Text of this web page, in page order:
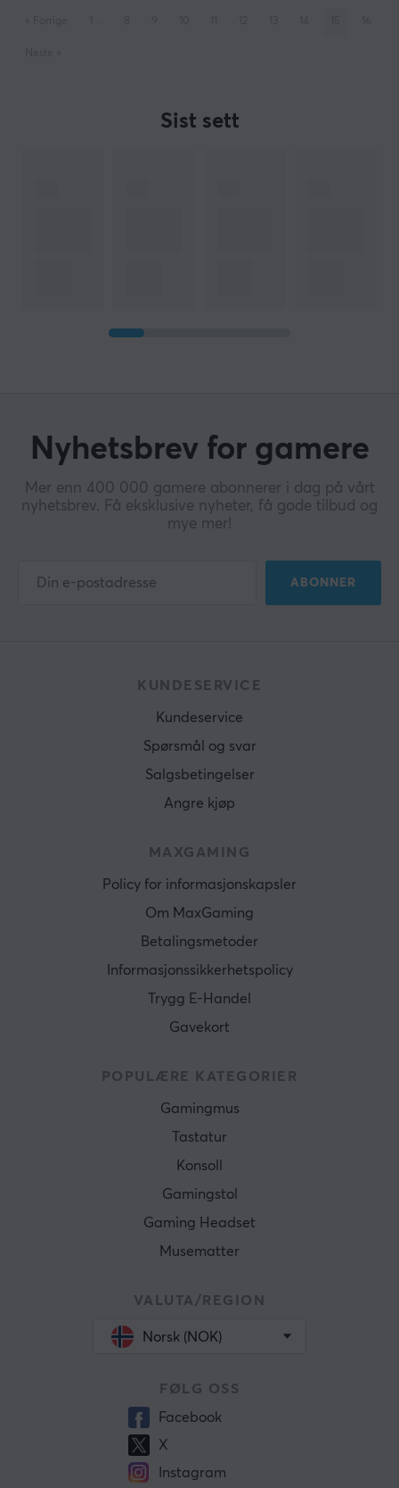
Sist sett
Nyhetsbrev for gamere
Mer enn 400 000 gamere abonnerer i dag på vårt
nyhetsbrev. Få eksklusive nyheter, få gode tilbud og
mye mer!
ABONNER
KUNDESERVICE
Kundeservice
Spørsmål og svar
Salgsbetingelser
Angre kjøp
MAXGAMING
Policy for informasjonskapsler
Om MaxGaming
Betalingsmetoder
Informasjonssikkerhetspolicy
Trygg E-Handel
Gavekort
POPULÆRE KATEGORIER
Gamingmus
Tastatur
Konsoll
Gamingstol
Gaming Headset
Musematter
VALUTA/REGION
Norsk (NOK)
FØLG OSS
Facebook
X
Instagram